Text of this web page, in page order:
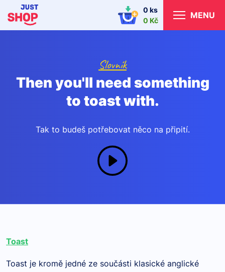
0 ks
0 Kč
MENU
Slovník
Then you'll need something
to toast with.
Tak to budeš potřebovat něco na připití.
Toast
Toast je kromě jedné ze součásti klasické anglické